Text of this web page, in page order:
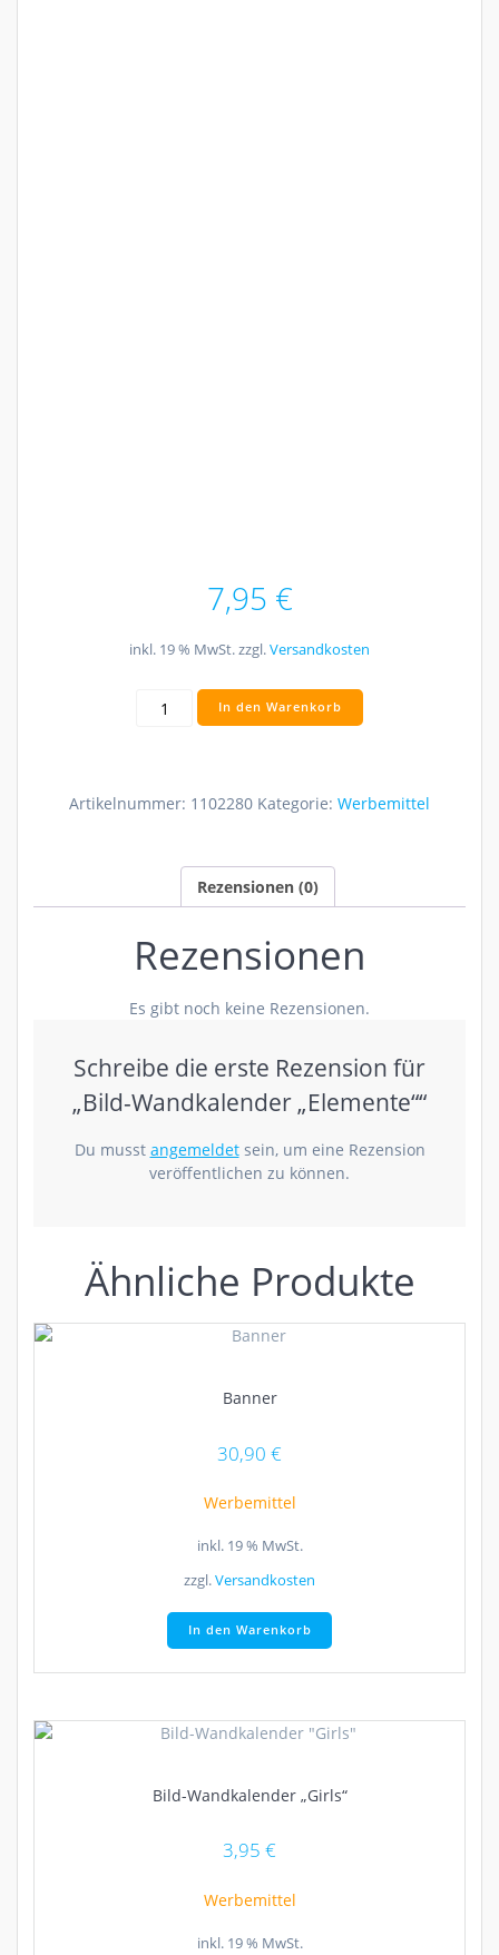
7,95 €
inkl. 19 % MwSt.zzgl.Versandkosten
Bild-
Wandkalender
In den Warenkorb
Artikelnummer: 1102280 Kategorie: Werbemittel
Rezensionen (0)
Rezensionen
Es gibt noch keine Rezensionen.
Schreibe die erste Rezension für
„Bild-Wandkalender „Elemente““
Du musst angemeldetsein, um eine Rezension
veröffentlichen zu können.
Ähnliche Produkte
Banner
30,90 €
Werbemittel
inkl. 19 % MwSt.
zzgl.Versandkosten
In den Warenkorb
Bild-Wandkalender „Girls“
3,95 €
Werbemittel
inkl. 19 % MwSt.